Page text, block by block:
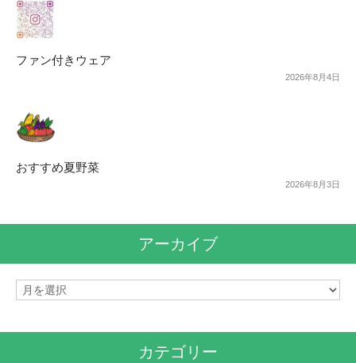
ファン付きウェア
2026年8月4日
おすすめ夏野菜
2026年8月3日
アーカイブ
ア
カテゴリー